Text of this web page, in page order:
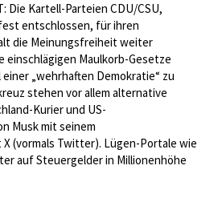
Die Kartell-Parteien CDU/CSU,
entschlossen, für ihren
die Meinungsfreiheit weiter
einschlägigen Maulkorb-Gesetze
„wehrhaften Demokratie“ zu
stehen vor allem alternative
Kurier und US-
Musk mit seinem
(vormals Twitter). Lügen-Portale wie
auf Steuergelder in Millionenhöhe